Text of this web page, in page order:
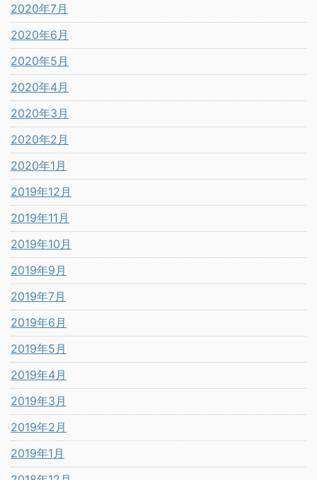
2020年7月
2020年6月
2020年5月
2020年4月
2020年3月
2020年2月
2020年1月
2019年12月
2019年11月
2019年10月
2019年9月
2019年7月
2019年6月
2019年5月
2019年4月
2019年3月
2019年2月
2019年1月